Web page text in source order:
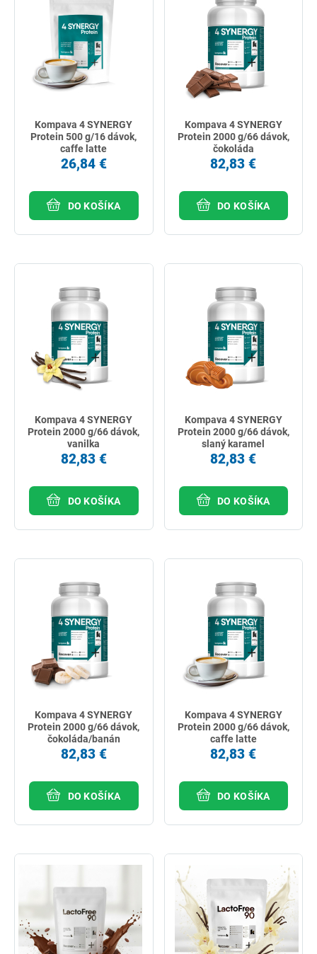
Kompava 4 SYNERGY
Protein 500 g/16 dávok,
caffe latte
26,84 €
DO KOŠÍKA
Kompava 4 SYNERGY
Protein 2000 g/66 dávok,
čokoláda
82,83 €
DO KOŠÍKA
Kompava 4 SYNERGY
Protein 2000 g/66 dávok,
vanilka
82,83 €
DO KOŠÍKA
Kompava 4 SYNERGY
Protein 2000 g/66 dávok,
slaný karamel
82,83 €
DO KOŠÍKA
Kompava 4 SYNERGY
Protein 2000 g/66 dávok,
čokoláda/banán
82,83 €
DO KOŠÍKA
Kompava 4 SYNERGY
Protein 2000 g/66 dávok,
caffe latte
82,83 €
DO KOŠÍKA